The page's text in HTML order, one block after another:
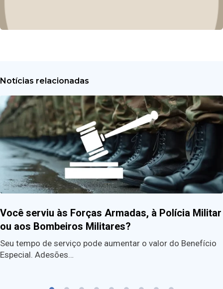
Notícias relacionadas
Você serviu às Forças Armadas, à Polícia Militar
ou aos Bombeiros Militares?
Seu tempo de serviço pode aumentar o valor do Benefício
Especial. Adesões…